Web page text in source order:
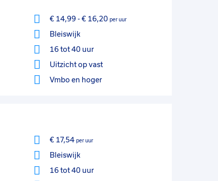
€ 14,99 - € 16,20 per uur
Bleiswijk
16 tot 40 uur
Uitzicht op vast
Vmbo en hoger
€ 17,54 per uur
Bleiswijk
16 tot 40 uur